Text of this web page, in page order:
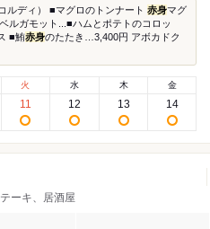
ルディ） ■マグロのトンナート 赤身マグ
ルガモット...■ハムとポテトのコロッ
■鮪赤身のたたき…3,400円 アボカドク
火
11
水
12
木
13
金
14
ーキ、居酒屋